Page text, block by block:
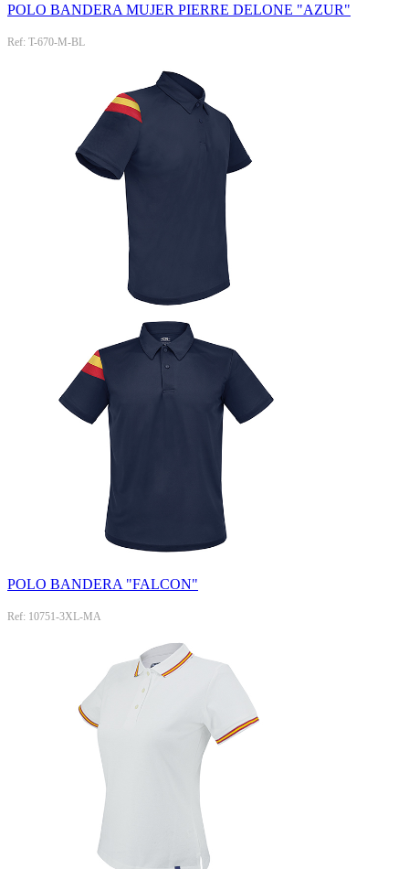
POLO BANDERA MUJER PIERRE DELONE "AZUR"
Ref: T-670-M-BL
POLO BANDERA "FALCON"
Ref: 10751-3XL-MA